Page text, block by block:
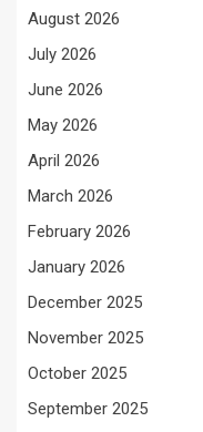
August 2026
July 2026
June 2026
May 2026
April 2026
March 2026
February 2026
January 2026
December 2025
November 2025
October 2025
September 2025